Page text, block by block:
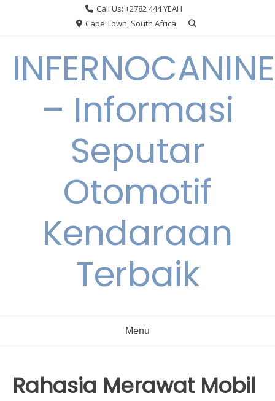
Call Us: +2782 444 YEAH
Cape Town, South Africa
INFERNOCANINE
– Informasi
Seputar
Otomotif
Kendaraan
Terbaik
Menu
Rahasia Merawat Mobil